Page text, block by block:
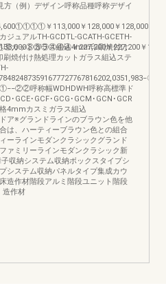
￥227,200￥227,200￥
方（例）デザイン呼称品種呼称デザイ
￥113,000￥128,000￥128,000￥
ジュアルTH-GCDTL-GCATH-GCETH-
カットガラス組込4mm印刷焼付け
焼付け熱処理カットガラス組込ステ
呼称幅WDHDWH呼称高標準ド
･GCE･GCF･GCG･GCM･GCN･GCR
4mmカスミガラス組込
ア※グランドラインのブラウン色を他
は、ハーティーブラウン色との組合
ーラインモダンクラシックグランド
ァミリーラインモダンクラシック新
収納システム収納ボックスタイプシ
システム収納パネルタイプ集成カウ
造作材階段アルミ階段ユニット階段
造作材